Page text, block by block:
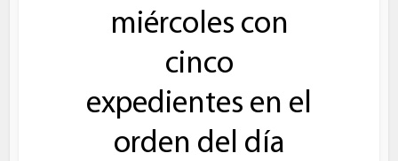
miércoles con
cinco
expedientes en el
orden del día